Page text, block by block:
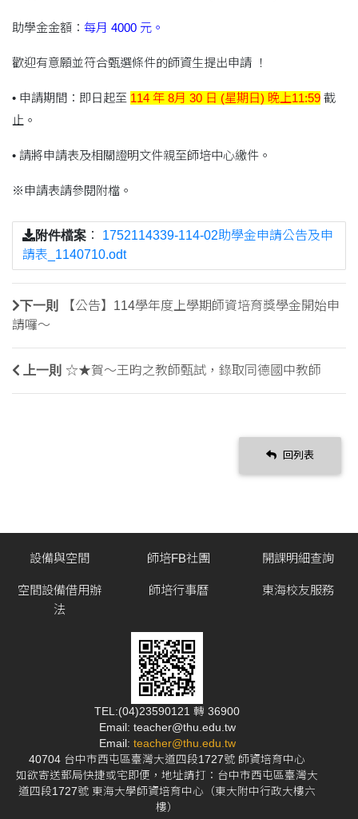
助學金金額： 每月 4000 元。
歡迎有意願並符合甄選條件的師資生提出申請 ！
• 申請期間：即日起至 114 年 8月 30 日 (星期日) 晚上11:59 截
止。
• 請將申請表及相關證明文件親至師培中心繳件。
※申請表請參閱附檔。
附件檔案 ： 1752114339-114-02助學金申請公告及申
請表_1140710.odt
下一則
【公告】114學年度上學期師資培育獎學金開始申
請囉～
上一則 ☆★賀～王昀之教師甄試，錄取同德國中教師
回列表
設備與空間
空間設備借用辦
法
師培FB社團
師培行事曆
開課明細查詢
東海校友服務
TEL:(04)23590121 轉 36900
Email: teacher@thu.edu.tw
Email: teacher@thu.edu.tw
40704 台中市西屯區臺灣大道四段1727號 師資培育中心
如欲寄送郵局快捷或宅即便，地址請打：台中市西屯區臺灣大
道四段1727號 東海大學師資培育中心（東大附中行政大樓六
樓）